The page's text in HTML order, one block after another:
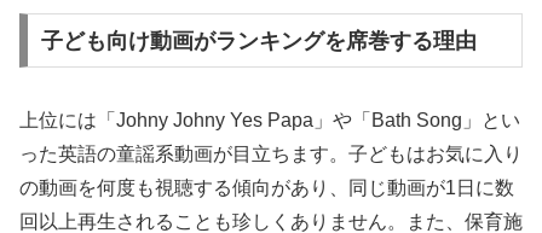
子ども向け動画がランキングを席巻する理由
上位には「Johny Johny Yes Papa」や「Bath Song」とい
った英語の童謡系動画が目立ちます。子どもはお気に入り
の動画を何度も視聴する傾向があり、同じ動画が1日に数
回以上再生されることも珍しくありません。また、保育施